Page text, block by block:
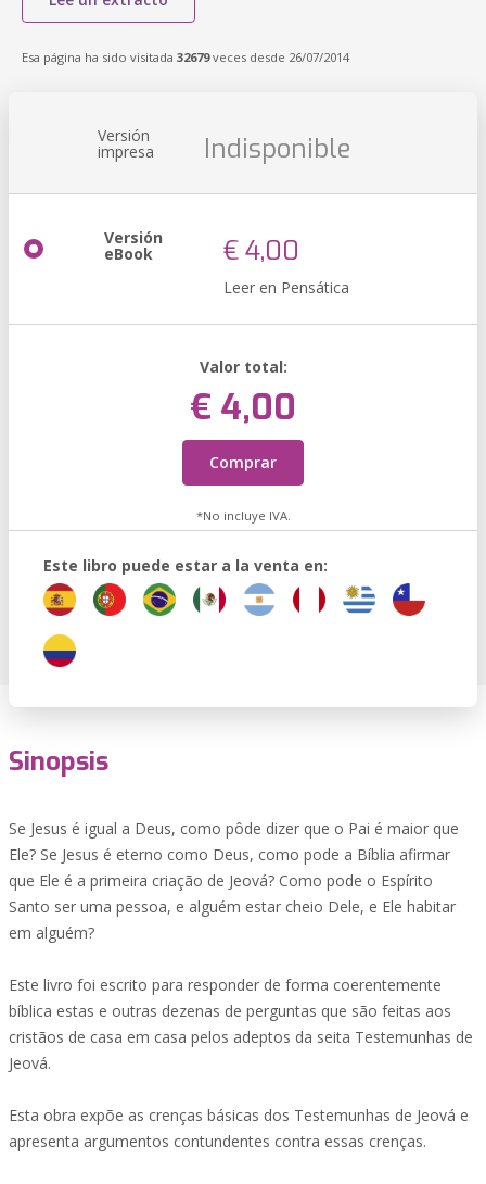
Esa página ha sido visitada 32679veces desde 26/07/2014
Versión
impresa Indisponible
Versión
eBook € 4,00
Leer en Pensática
Valor total:
€ 4,00
Comprar
*No incluye IVA.
Este libro puede estar a la venta en:
Sinopsis
Se Jesus é igual a Deus, como pôde dizer que o Pai é maior que
Ele? Se Jesus é eterno como Deus, como pode a Bíblia afirmar
que Ele é a primeira criação de Jeová? Como pode o Espírito
Santo ser uma pessoa, e alguém estar cheio Dele, e Ele habitar
em alguém?
Este livro foi escrito para responder de forma coerentemente
bíblica estas e outras dezenas de perguntas que são feitas aos
cristãos de casa em casa pelos adeptos da seita Testemunhas de
Jeová.
Esta obra expõe as crenças básicas dos Testemunhas de Jeová e
apresenta argumentos contundentes contra essas crenças.